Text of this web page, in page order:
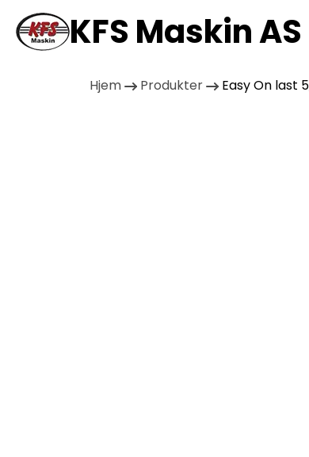
KFS Maskin AS
Hjem Produkter Easy On last